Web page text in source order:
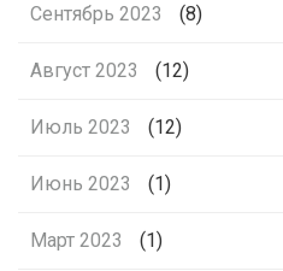
Сентябрь 2023 (8)
Август 2023 (12)
Июль 2023 (12)
Июнь 2023 (1)
Март 2023 (1)